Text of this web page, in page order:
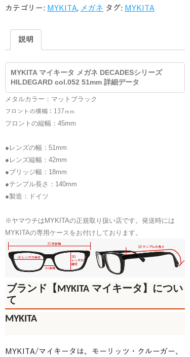
カテゴリー: MYKITA, メガネ タグ: MYKITA
説明
MYKITA マイキータ メガネ DECADESシリーズ
HILDEGARD col.052 51mm 詳細データ
メタルカラー：マットブラック
フロントの横幅：137 ｍｍ
フロントの縦幅：45mm
●レンズの幅：51mm
●レンズ縦幅：42mm
●ブリッジ幅：18mm
●テンプル長さ：140mm
●製造：ドイツ
※ヤマウチはMYKITAの正規取り扱い店です。発送時には
MYKITAの専用ケースをお付けしております。
ブランド【MYKITA マイキータ】につい
て
MYKITA
MYKITA/マイキータは、モーリッツ・クルーガー、